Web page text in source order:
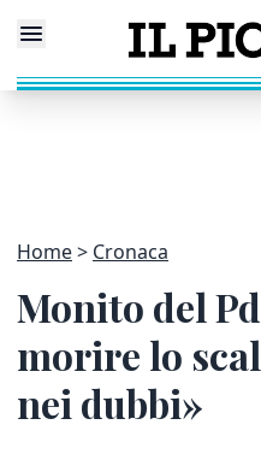
Home Cronaca
Monito del
morire lo
nei dubbi»